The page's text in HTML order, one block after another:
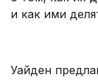
и как ими
Уайден